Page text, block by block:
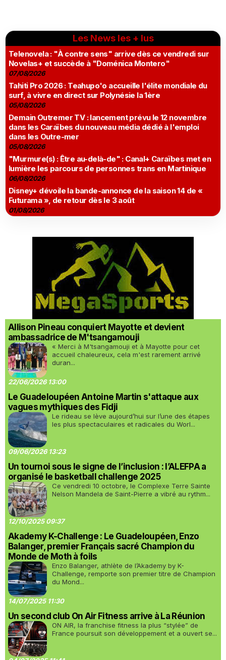
Les News les + lus
Telenovela : "À contre sens" arrive dès ce vendredi sur
Novelas+ et succède à "Doménica Montero"
07/08/2026
Tahiti Pro 2026 : Teahupo'o accueille l'élite mondiale du
surf, à vivre en direct sur Polynésie la 1ère
05/08/2026
Demain Outremer TV : lancement prévu le 12 novembre
dans les Caraïbes du nouveau média dédié à l'emploi
dans les Outre-mer
05/08/2026
"Murmure(s) : Être au-delà-de" : Canal+ Caraïbes met en
lumière les parcours de personnes trans en Martinique
06/08/2026
Disney+ dévoile la bande-annonce de la saison 14 de «
Futurama », de retour dès le 3 août
01/08/2026
Allison Pineau conquiert Mayotte et devient
ambassadrice de M'tsangamouji
« Merci à M'tsangamouji et à Mayotte pour cet
accueil chaleureux, cela m'est rarement arrivé
duran...
22/06/2026 13:00
Le Guadeloupéen Antoine Martin s'attaque aux
vagues mythiques des Fidji
Le rideau se lève aujourd’hui sur l’une des étapes
les plus spectaculaires et radicales du Worl...
09/06/2026 13:23
Un tournoi sous le signe de l’inclusion : l’ALEFPA a
organisé le basketball challenge 2025
Ce vendredi 10 octobre, le Complexe Terre Sainte
Nelson Mandela de Saint-Pierre a vibré au rythm...
12/10/2025 09:37
Akademy K-Challenge : Le Guadeloupéen, Enzo
Balanger, premier Français sacré Champion du
Monde de Moth à foils
Enzo Balanger, athlète de l’Akademy by K-
Challenge, remporte son premier titre de Champion
du Mond...
14/07/2025 11:30
Un second club On Air Fitness arrive à La Réunion
ON AIR, la franchise fitness la plus “stylée” de
France poursuit son développement et a ouvert se...